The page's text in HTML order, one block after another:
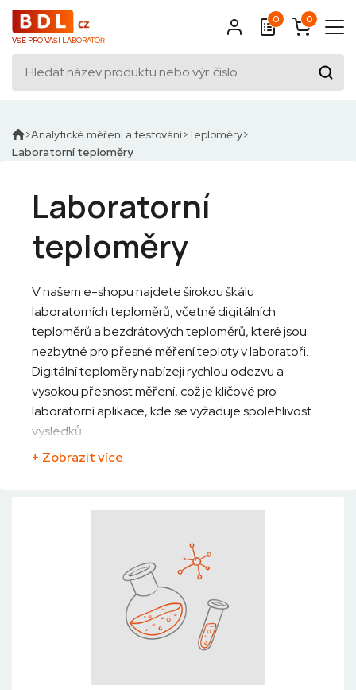
VŠE PRO VAŠI LABORATOŘ
0 0
Analytické měření a testování Teploměry
Laboratorní teploměry
Laboratorní
teploměry
V našem e-shopu najdete širokou škálu
laboratorních teploměrů, včetně digitálních
teploměrů a bezdrátových teploměrů, které jsou
nezbytné pro přesné měření teploty v laboratoři.
Digitální teploměry nabízejí rychlou odezvu a
vysokou přesnost měření, což je klíčové pro
laboratorní aplikace, kde se vyžaduje spolehlivost
výsledků.
+ Zobrazit více